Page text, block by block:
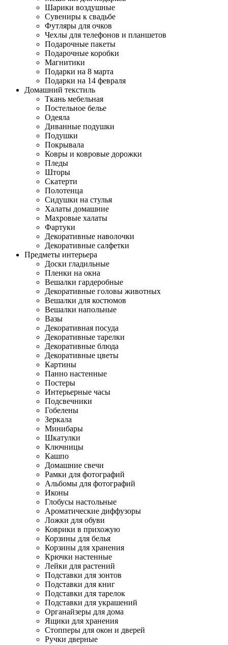
Шарики воздушные
Сувениры к свадьбе
Футляры для очков
Чехлы для телефонов и планшетов
Подарочные пакеты
Подарочные коробки
Магнитики
Подарки на 8 марта
Подарки на 14 февраля
Домашний текстиль
Ткань мебельная
Постельное белье
Одеяла
Диванные подушки
Подушки
Покрывала
Ковры и ковровые дорожки
Пледы
Шторы
Скатерти
Полотенца
Сидушки на стулья
Халаты домашние
Махровые халаты
Фартуки
Декоративные наволочки
Декоративные салфетки
Предметы интерьера
Доски гладильные
Пленки на окна
Вешалки гардеробные
Декоративные головы животных
Вешалки для костюмов
Вешалки напольные
Вазы
Декоративная посуда
Декоративные тарелки
Декоративные блюда
Декоративные цветы
Картины
Панно настенные
Постеры
Интерьерные часы
Подсвечники
Гобелены
Зеркала
Минибары
Шкатулки
Ключницы
Кашпо
Домашние свечи
Рамки для фотографий
Альбомы для фотографий
Иконы
Глобусы настольные
Ароматические диффузоры
Ложки для обуви
Коврики в прихожую
Корзины для белья
Корзины для хранения
Крючки настенные
Лейки для растений
Подставки для зонтов
Подставки для книг
Подставки для тарелок
Подставки для украшений
Органайзеры для дома
Ящики для хранения
Стопперы для окон и дверей
Ручки дверные